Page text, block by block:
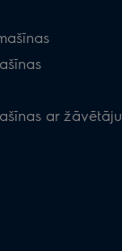
ar žāvētāju